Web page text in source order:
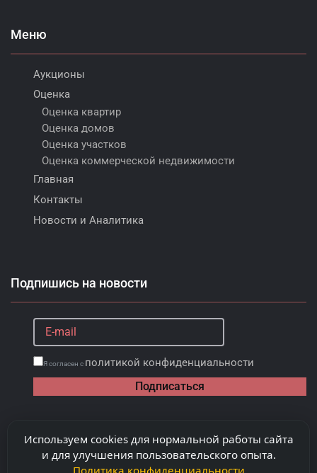
Используем cookies для нормальной работы сайта
и для улучшения пользовательского опыта.
Политика конфиденциальности
Меню
Аукционы
Оценка
Оценка квартир
Оценка домов
Оценка участков
Оценка коммерческой недвижимости
Главная
Контакты
Новости и Аналитика
Подпишись на новости
Я согласен с политикой конфиденциальности
Подписаться